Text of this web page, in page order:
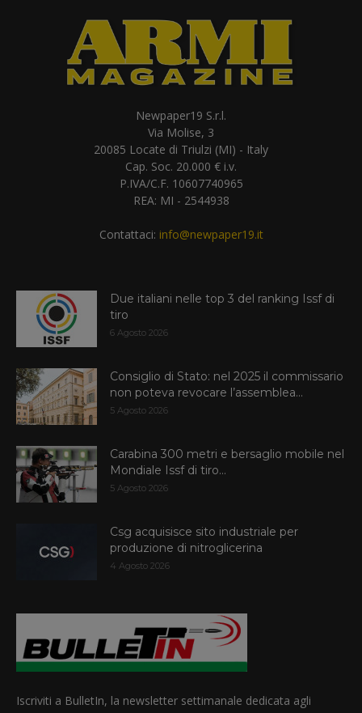
Newpaper19 S.r.l.
Via Molise, 3
20085 Locate di Triulzi (MI) - Italy
Cap. Soc. 20.000 € i.v.
P.IVA/C.F. 10607740965
REA: MI - 2544938
Contattaci: info@newpaper19.it
Due italiani nelle top 3 del ranking Issf di
tiro
6 Agosto 2026
Consiglio di Stato: nel 2025 il commissario
non poteva revocare l’assemblea...
5 Agosto 2026
Carabina 300 metri e bersaglio mobile nel
Mondiale Issf di tiro...
5 Agosto 2026
Csg acquisisce sito industriale per
produzione di nitroglicerina
4 Agosto 2026
Iscriviti a BulletIn, la newsletter settimanale dedicata agli